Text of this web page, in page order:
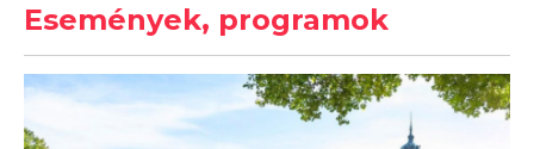
Események, programok